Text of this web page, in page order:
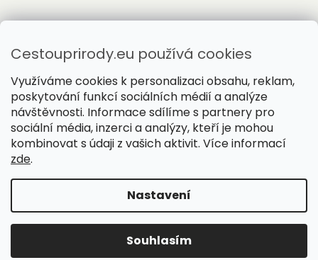
Cestouprirody.eu používá cookies
Využíváme cookies k personalizaci obsahu, reklam,
poskytování funkcí sociálních médií a analýze
návštěvnosti. Informace sdílíme s partnery pro
sociální média, inzerci a analýzy, kteří je mohou
kombinovat s údaji z vašich aktivit. Více informací
zde.
Nastavení
Souhlasím
Vytvořil Shoptet
Copyright 2026